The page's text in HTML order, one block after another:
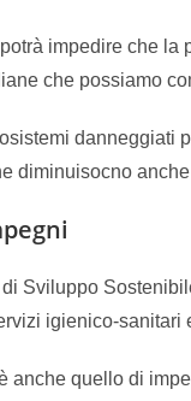
impedire che
che possiamo
danneggiati
diminuisocno
Sviluppo
igienico-sanitari
anche quello di